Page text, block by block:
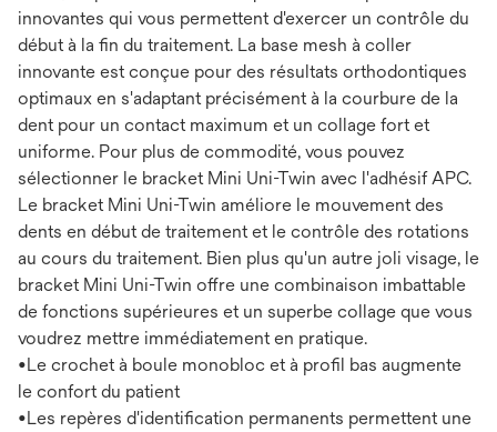
innovantes qui vous permettent d'exercer un contrôle du
début à la fin du traitement. La base mesh à coller
innovante est conçue pour des résultats orthodontiques
optimaux en s'adaptant précisément à la courbure de la
dent pour un contact maximum et un collage fort et
uniforme. Pour plus de commodité, vous pouvez
sélectionner le bracket Mini Uni-Twin avec l'adhésif APC.
Le bracket Mini Uni-Twin améliore le mouvement des
dents en début de traitement et le contrôle des rotations
au cours du traitement. Bien plus qu'un autre joli visage, le
bracket Mini Uni-Twin offre une combinaison imbattable
de fonctions supérieures et un superbe collage que vous
voudrez mettre immédiatement en pratique.
•Le crochet à boule monobloc et à profil bas augmente
le confort du patient
•Les repères d'identification permanents permettent une